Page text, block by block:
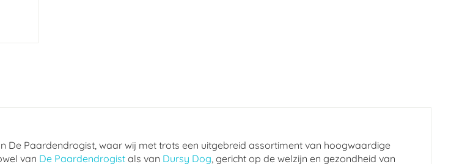
De Paardendrogist, waar wij met trots een uitgebreid assortiment van hoogwaardige
van De Paardendrogistals van Dursy Dog, gericht op de welzijn en gezondheid van